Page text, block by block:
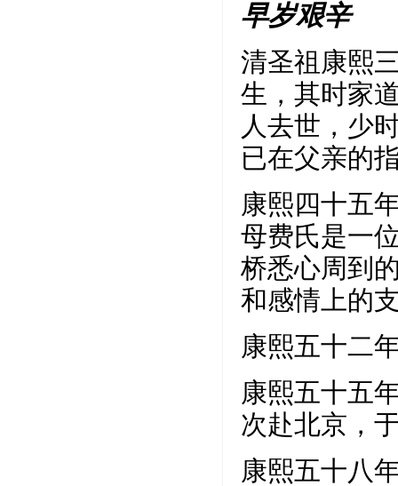
早岁艰辛
清圣祖康熙
生，其时家
人去世，少
已在父亲的
康熙四十五
母费氏是一
桥悉心周到
和感情上的
康熙五十二
康熙五十五
次赴北京，
康熙五十八